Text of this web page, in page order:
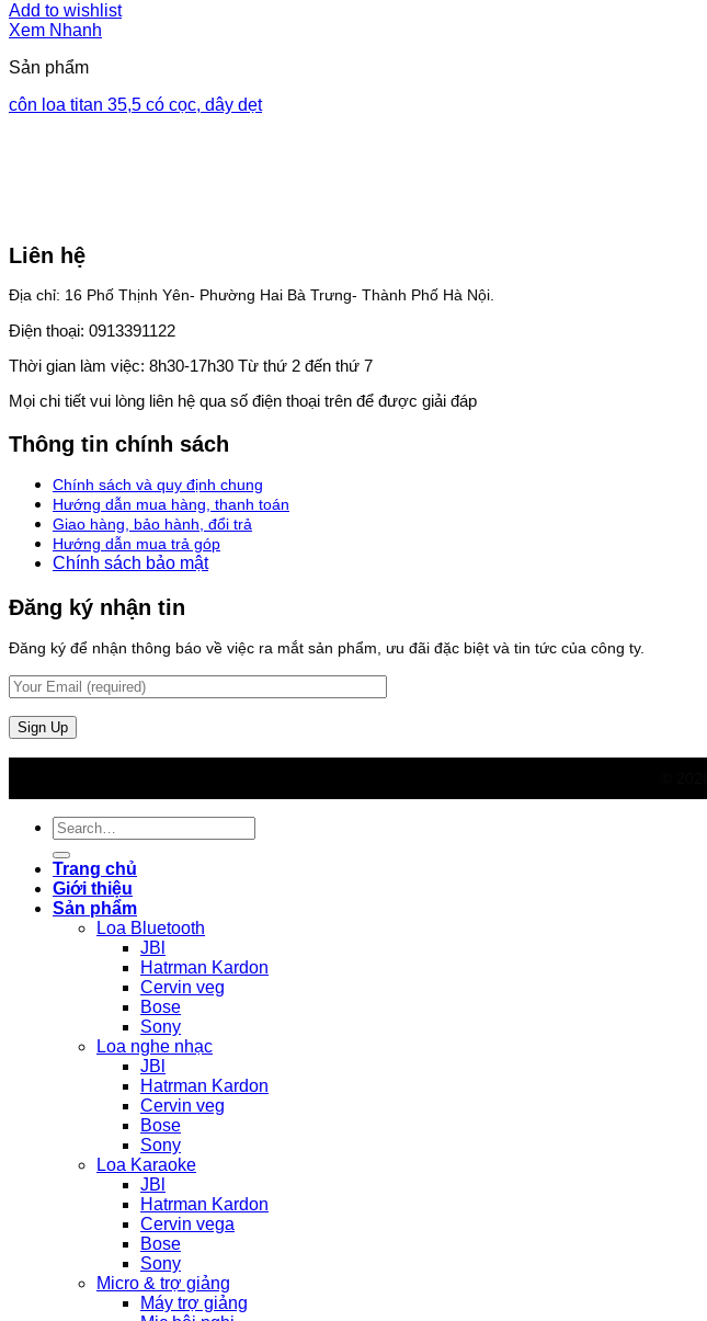
Add to wishlist
Xem Nhanh
Sản phẩm
côn loa titan 35,5 có cọc, dây dẹt
Liên hệ
Địa chỉ: 16 Phố Thịnh Yên- Phường Hai Bà Trưng- Thành Phố Hà Nội.
Điện thoại: 0913391122
Thời gian làm việc: 8h30-17h30 Từ thứ 2 đến thứ 7
Mọi chi tiết vui lòng liên hệ qua số điện thoại trên để được giải đáp
Thông tin chính sách
Chính sách và quy định chung
Hướng dẫn mua hàng, thanh toán
Giao hàng, bảo hành, đổi trả
Hướng dẫn mua trả góp
Chính sách bảo mật
Đăng ký nhận tin
Đăng ký để nhận thông báo về việc ra mắt sản phẩm, ưu đãi đặc biệt và tin tức của công ty.
Search
for:
Trang chủ
Giới thiệu
Sản phẩm
Loa Bluetooth
JBl
Hatrman Kardon
Cervin veg
Bose
Sony
Loa nghe nhạc
JBl
Hatrman Kardon
Cervin veg
Bose
Sony
Loa Karaoke
JBl
Hatrman Kardon
Cervin vega
Bose
Sony
Micro & trợ giảng
Máy trợ giảng